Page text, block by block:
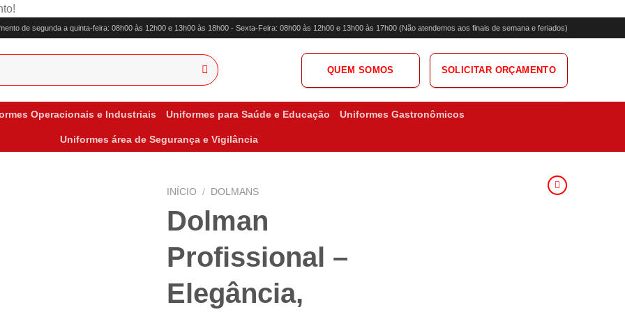
de segunda a quinta-feira: 08h00 às 12h00 e 13h00 às 18h00 - Sexta-Feira: 08h00 às 12h00 e 13h00 às 17h00 (Não atendemos aos finais de semana e feriados)
QUEM SOMOS SOLICITAR ORÇAMENTO
Operacionais e Industriais Uniformes para Saúde e Educação Uniformes Gastronômicos
Uniformes área de Segurança e Vigilância
INÍCIO / DOLMANS
Dolman
Profissional –
Elegância,